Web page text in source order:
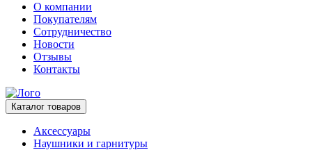
О компании
Покупателям
Сотрудничество
Новости
Отзывы
Контакты
Каталог товаров
Аксессуары
Наушники и гарнитуры